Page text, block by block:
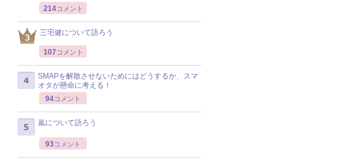
214コメント
三宅健について語ろう
107 コメント
SMAPを解散させないためにはどうするか、スマ
オタが懸命に考える！
94コメント
嵐について語ろう
93コメント